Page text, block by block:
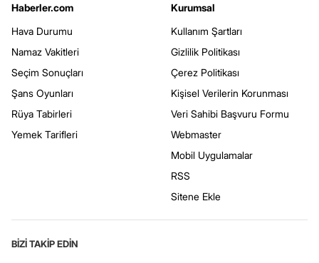
Haberler.com
Hava Durumu
Namaz Vakitleri
Seçim Sonuçları
Şans Oyunları
Rüya Tabirleri
Yemek Tarifleri
Kurumsal
Kullanım Şartları
Gizlilik Politikası
Çerez Politikası
Kişisel Verilerin Korunması
Veri Sahibi Başvuru Formu
Webmaster
Mobil Uygulamalar
RSS
Sitene Ekle
BİZİ TAKİP EDİN